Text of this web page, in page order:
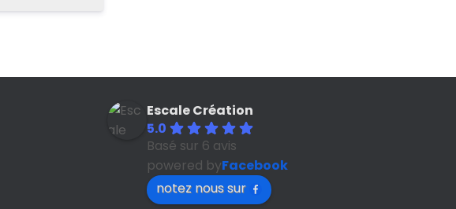
Escale Création
5.0
Basé sur 6 avis
powered byFacebook
notez nous sur